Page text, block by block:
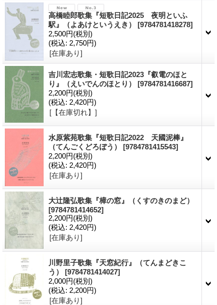
高橋睦郎歌集『短歌日記2025 夜明といふ
駅』（よあけというえき） [9784781418278]
2,500円(税別)
(税込: 2,750円)
[在庫あり]
吉川宏志歌集・短歌日記2023『叡電のほと
り』（えいでんのほとり） [9784781416687]
2,200円(税別)
(税込: 2,420円)
[【在庫切れ】]
水原紫苑歌集『短歌日記2022 天國泥棒』
（てんごくどろぼう） [9784781415543]
2,200円(税別)
(税込: 2,420円)
[在庫あり]
大辻隆弘歌集『樟の窓』（くすのきのまど）
[9784781414652]
2,200円(税別)
(税込: 2,420円)
[在庫あり]
川野里子歌集『天窓紀行』（てんまどきこ
う） [9784781414027]
2,000円(税別)
(税込: 2,200円)
[在庫あり]